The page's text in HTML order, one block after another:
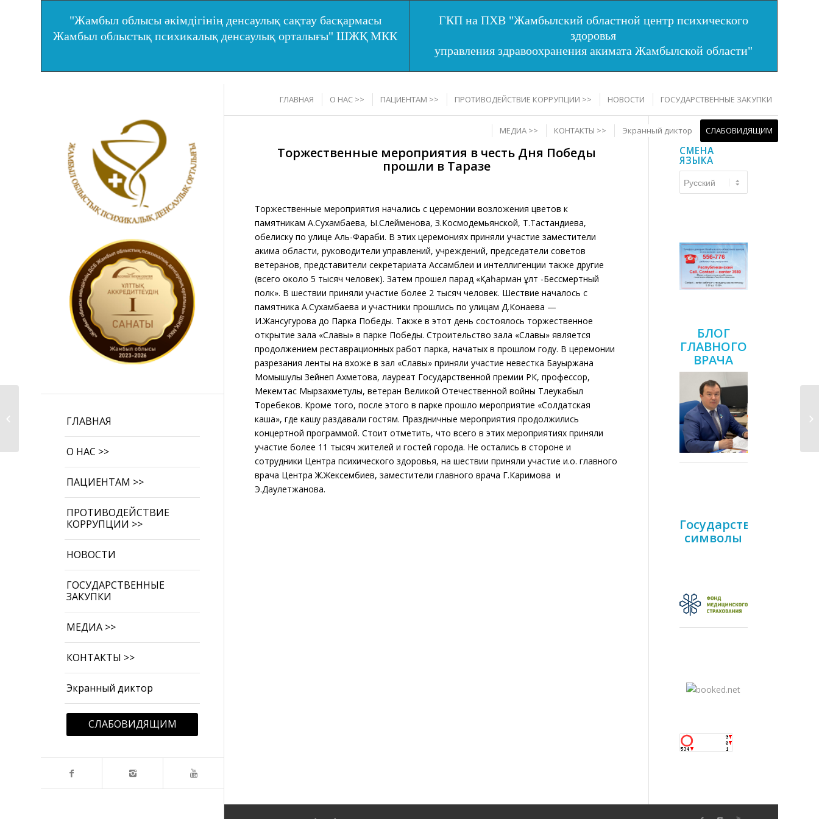
"Жамбыл облысы әкімдігінің денсаулық сақтау басқармасы
Жамбыл облыстық психикалық денсаулық орталығы" ШЖҚ МКК
ГКП на ПХВ "Жамбылский областной центр психического
здоровья
управления здравоохранения акимата Жамбылской области"
ГЛАВНАЯ
О НАС >>
ПАЦИЕНТАМ >>
ПРОТИВОДЕЙСТВИЕ
КОРРУПЦИИ >>
НОВОСТИ
ГОСУДАРСТВЕННЫЕ
ЗАКУПКИ
МЕДИА >>
КОНТАКТЫ >>
Экранный диктор
СЛАБОВИДЯЩИМ
ГЛАВНАЯ О НАС >> ПАЦИЕНТАМ >> ПРОТИВОДЕЙСТВИЕ КОРРУПЦИИ >> НОВОСТИ ГОСУДАРСТВЕННЫЕ ЗАКУПКИ
МЕДИА >> КОНТАКТЫ >> Экранный диктор СЛАБОВИДЯЩИМ
Торжественные мероприятия в честь Дня Победы
прошли в Таразе
Торжественные мероприятия начались с церемонии возложения цветов к
памятникам А.Сухамбаева, Ы.Сүлейменова, З.Космодемьянской, Т.Тастандиева,
обелиску по улице Аль-Фараби. В этих церемониях приняли участие заместители
акима области, руководители управлений, учреждений, председатели советов
ветеранов, представители секретариата Ассамблеи и интеллигенции также другие
(всего около 5 тысяч человек). Затем прошел парад «Қаһарман ұлт -Бессмертный
полк». В шествии приняли участие более 2 тысяч человек. Шествие началось с
памятника А.Сухамбаева и участники прошлись по улицам Д.Конаева —
И.Жансугурова до Парка Победы. Также в этот день состоялось торжественное
открытие зала «Славы» в парке Победы. Строительство зала «Славы» является
продолжением реставрационных работ парка, начатых в прошлом году. В церемонии
разрезания ленты на вхоже в зал «Славы» приняли участие невестка Бауыржана
Момышулы Зейнеп Ахметова, лауреат Государственной премии РК, профессор,
Мекемтас Мырзахметулы, ветеран Великой Отечественной войны Тлеукабыл
Торебеков. Кроме того, после этого в парке прошло мероприятие «Солдатская
каша», где кашу раздавали гостям. Праздничные мероприятия продолжились
концертной программой. Стоит отметить, что всего в этих мероприятиях приняли
участие более 11 тысяч жителей и гостей города. Не остались в стороне и
сотрудники Центра психического здоровья, на шествии приняли участие и.о. главного
врача Центра Ж.Жексембиев, заместители главного врача Г.Каримова и
Э.Даулетжанова.
СМЕНА
ЯЗЫКА
языка
БЛОГ
ГЛАВНОГО
ВРАЧА
Государственные
символы